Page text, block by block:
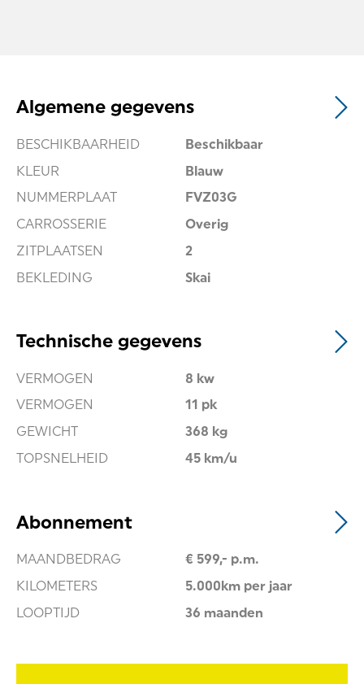
carbonafwerking interieur
Algemene gegevens
BESCHIKBAARHEID
Beschikbaar
KLEUR
Blauw
NUMMERPLAAT
FVZ03G
CARROSSERIE
Overig
ZITPLAATSEN
2
BEKLEDING
Skai
Technische gegevens
VERMOGEN
8 kw
VERMOGEN
11 pk
GEWICHT
368 kg
TOPSNELHEID
45 km/u
Abonnement
MAANDBEDRAG
€ 599,- p.m.
KILOMETERS
5.000km per jaar
LOOPTIJD
36 maanden